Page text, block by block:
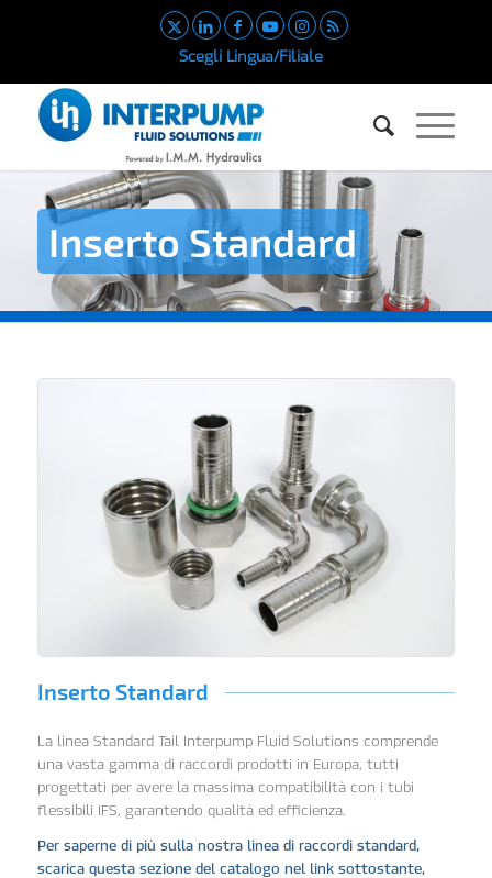
Scegli Lingua/Filiale
Inserto Standard
Inserto Standard
La linea Standard Tail Interpump Fluid Solutions comprende
una vasta gamma di raccordi prodotti in Europa, tutti
progettati per avere la massima compatibilità con i tubi
flessibili IFS, garantendo qualità ed efficienza.
Per saperne di più sulla nostra linea di raccordi standard,
scarica questa sezione del catalogo nel link sottostante,